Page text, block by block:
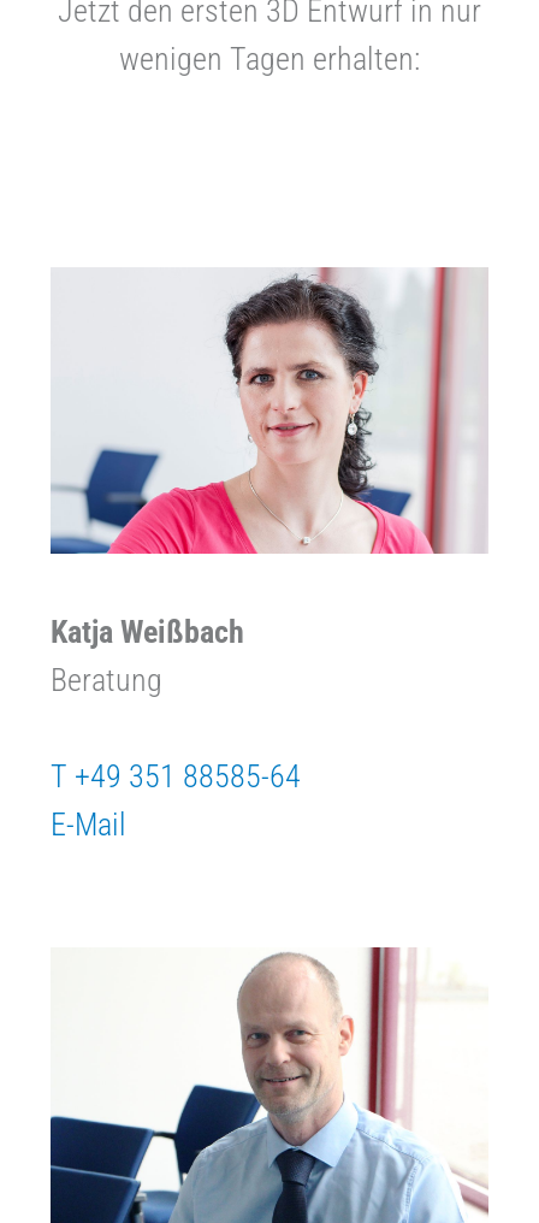
Jetzt den ersten 3D Entwurf in nur
wenigen Tagen erhalten:
Katja Weißbach
Beratung
T +49 351 88585-64
E-Mail